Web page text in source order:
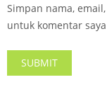
Simpan nama,
untuk komentar